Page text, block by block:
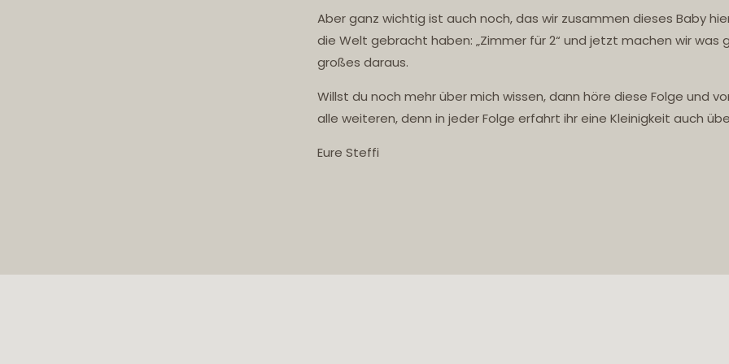
Aber ganz wichtig ist auch noch, das wir zusammen dieses Baby
die Welt gebracht haben: „Zimmer für 2“ und jetzt machen wir was
großes daraus.
Willst du noch mehr über mich wissen, dann höre diese Folge und
alle weiteren, denn in jeder Folge erfahrt ihr eine Kleinigkeit auch
Eure Steffi